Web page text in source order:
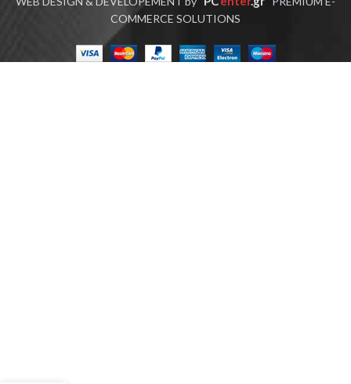
COMMERCE SOLUTIONS